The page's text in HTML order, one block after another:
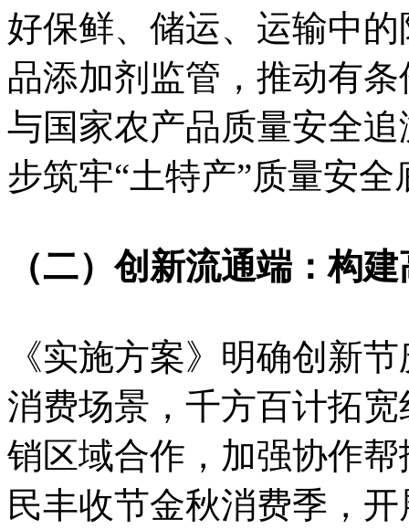
好保鲜、储运、运输中
品添加剂监管，推动有
与国家农产品质量安全
步筑牢“土特产”质量安全
（二）创新流通端：构
《实施方案》明确创新
消费场景，千方百计拓
销区域合作，加强协作
民丰收节金秋消费季，